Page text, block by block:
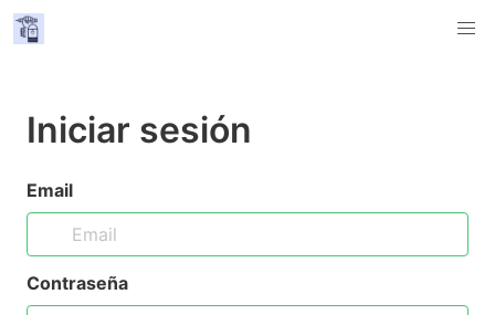
Iniciar sesión
Email
Contraseña